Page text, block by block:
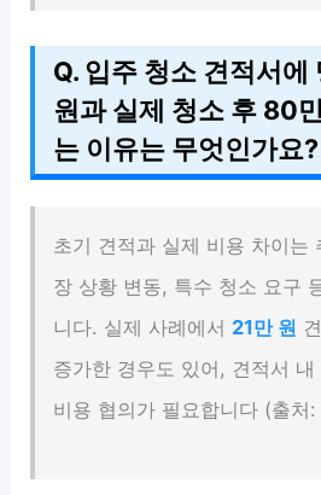
Q. 입주 청소 견적서
원과 실제 청소 후 80
는 이유는 무엇인가요?
초기 견적과 실제 비용 차이는
장 상황 변동, 특수 청소 요구
니다. 실제 사례에서 21만 원
증가한 경우도 있어, 견적서
비용 협의가 필요합니다 (출